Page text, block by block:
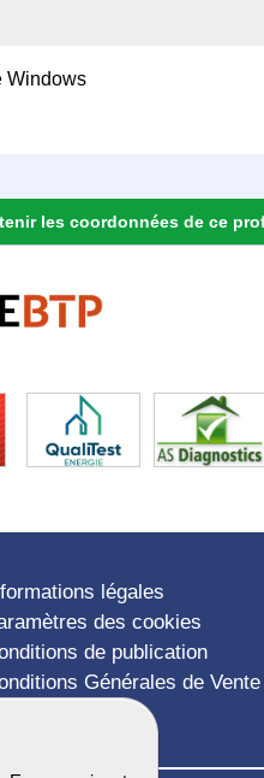
Windows
les coordonnées de ce
légales
des cookies
de publication
Générales de Vente